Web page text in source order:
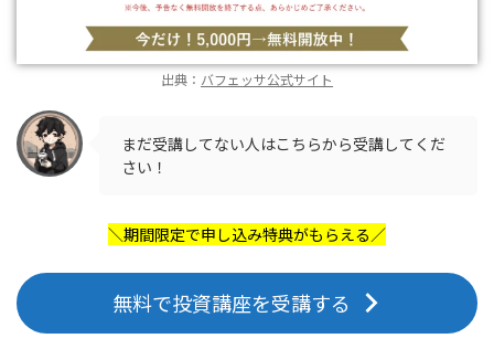
出典： バフェッサ公式サイト
まだ受講してない人はこちらから受講してくだ
さい！
＼期間限定で申し込み特典がもらえる／
無料で投資講座を受講する